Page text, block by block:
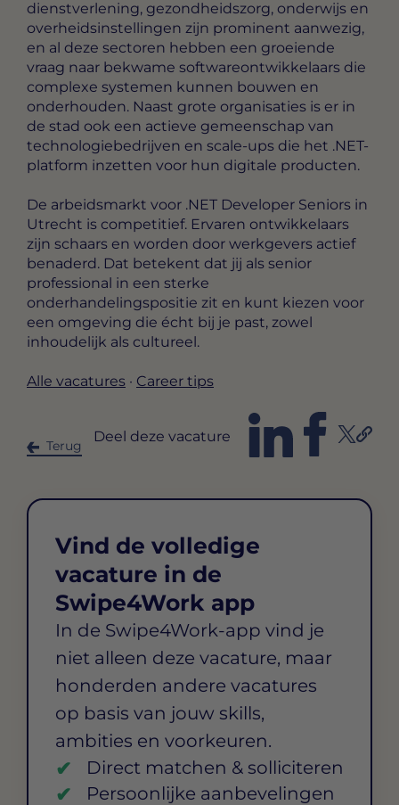
dienstverlening, gezondheidszorg, onderwijs en
overheidsinstellingen zijn prominent aanwezig,
en al deze sectoren hebben een groeiende
vraag naar bekwame softwareontwikkelaars die
complexe systemen kunnen bouwen en
onderhouden. Naast grote organisaties is er in
de stad ook een actieve gemeenschap van
technologiebedrijven en scale-ups die het .NET-
platform inzetten voor hun digitale producten.
De arbeidsmarkt voor .NET Developer Seniors in
Utrecht is competitief. Ervaren ontwikkelaars
zijn schaars en worden door werkgevers actief
benaderd. Dat betekent dat jij als senior
professional in een sterke
onderhandelingspositie zit en kunt kiezen voor
een omgeving die écht bij je past, zowel
inhoudelijk als cultureel.
Alle vacatures · Career tips
Terug
Deel deze vacature
Vind de volledige
vacature in de
Swipe4Work app
In de Swipe4Work-app vind je
niet alleen deze vacature, maar
honderden andere vacatures
op basis van jouw skills,
ambities en voorkeuren.
Direct matchen & solliciteren
Persoonlijke aanbevelingen